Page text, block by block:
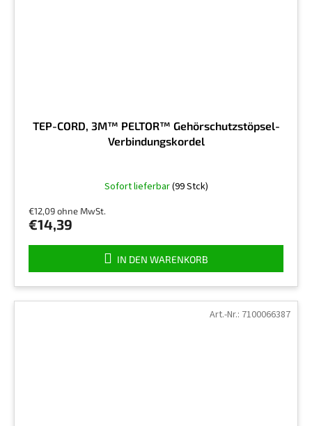
TEP-CORD, 3M™ PELTOR™ Gehörschutzstöpsel-
Verbindungskordel
Sofort lieferbar(99 Stck)
€12,09 ohne MwSt.
€14,39
IN DEN WARENKORB
Art.-Nr.: 7100066387